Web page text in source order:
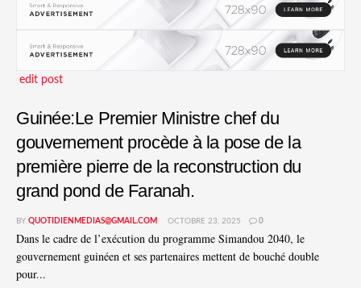
edit post
Guinée:Le Premier Ministre chef du
gouvernement procède à la pose de la
première pierre de la reconstruction du
grand pond de Faranah.
BY QUOTIDIENMEDIAS@GMAIL.COM OCTOBRE 23, 2025 0
Dans le cadre de l’exécution du programme Simandou 2040, le
gouvernement guinéen et ses partenaires mettent de bouché double
pour...